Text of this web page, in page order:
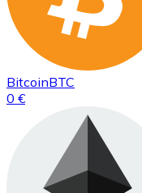
BitcoinBTC
0 €